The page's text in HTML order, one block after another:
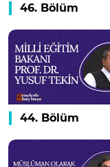
46. Bölüm
44. Bölüm